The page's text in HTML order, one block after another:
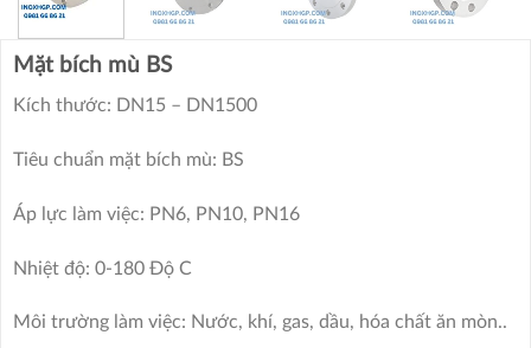
Mặt bích mù BS
Kích thước: DN15 – DN1500
Tiêu chuẩn mặt bích mù: BS
Áp lực làm việc: PN6, PN10, PN16
Nhiệt độ: 0-180 Độ C
Môi trường làm việc: Nước, khí, gas, dầu, hóa chất ăn mòn..